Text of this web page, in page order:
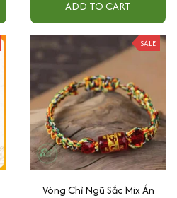
ADD TO CART
SALE
Vòng Chỉ Ngũ Sắc Mix Án